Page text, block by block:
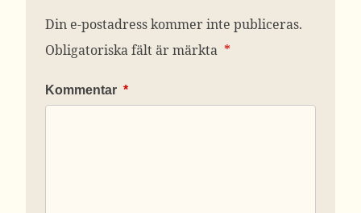
Din e-postadress kommer inte publiceras.
Obligatoriska fält är märkta *
Kommentar *